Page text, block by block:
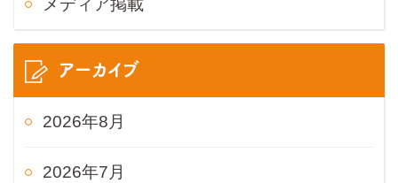
メディア掲載
アーカイブ
2026年8月
2026年7月